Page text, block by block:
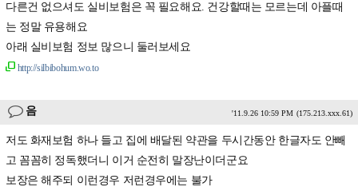
다른건 없으셔도 실비보험은 꼭 필요해요. 건강할때는 모르는데 아플때
는 정말 유용해요
아래 실비보험 정보 많으니 둘러보세요
http://silbibohum.wo.to
음 '11.9.26 10:59 PM (175.213.xxx.61)
저도 화재보험 하나 들고 집에 배달된 약관을 두시간동안 한글자도 안빼
고 꼼꼼히 정독했더니 이거 순전히 말장난이더군요
보장은 해주되 이런경우 저런경우에는 불가